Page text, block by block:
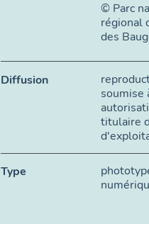
© Parc
régional
des
Diffusion
soumise
titulaire
Type